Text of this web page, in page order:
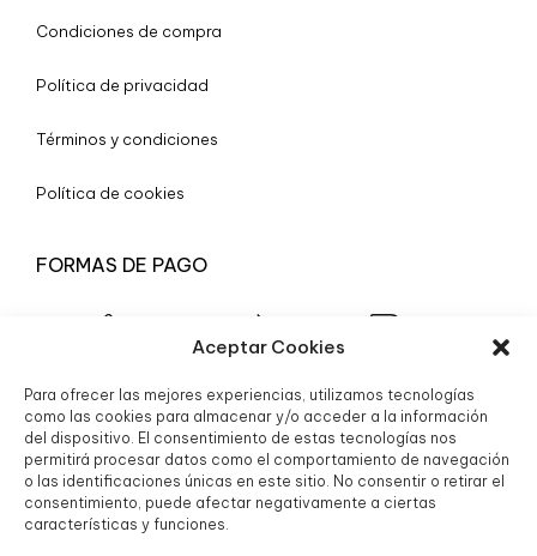
Aceptar Cookies
Para ofrecer las mejores experiencias, utilizamos tecnologías
como las cookies para almacenar y/o acceder a la información
del dispositivo. El consentimiento de estas tecnologías nos
permitirá procesar datos como el comportamiento de navegación
o las identificaciones únicas en este sitio. No consentir o retirar el
consentimiento, puede afectar negativamente a ciertas
características y funciones.
Condiciones de compra
Política de privacidad
Términos y condiciones
Política de cookies
FORMAS DE PAGO
© 2025 Boutique Granada S.L.